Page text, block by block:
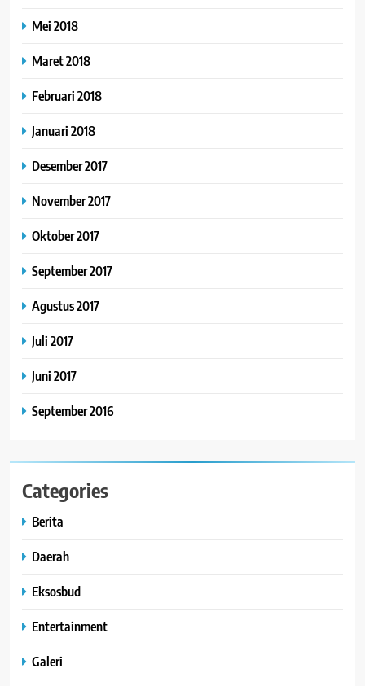
Mei 2018
Maret 2018
Februari 2018
Januari 2018
Desember 2017
November 2017
Oktober 2017
September 2017
Agustus 2017
Juli 2017
Juni 2017
September 2016
Categories
Berita
Daerah
Eksosbud
Entertainment
Galeri